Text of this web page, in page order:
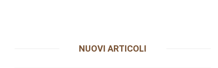
NUOVI ARTICOLI